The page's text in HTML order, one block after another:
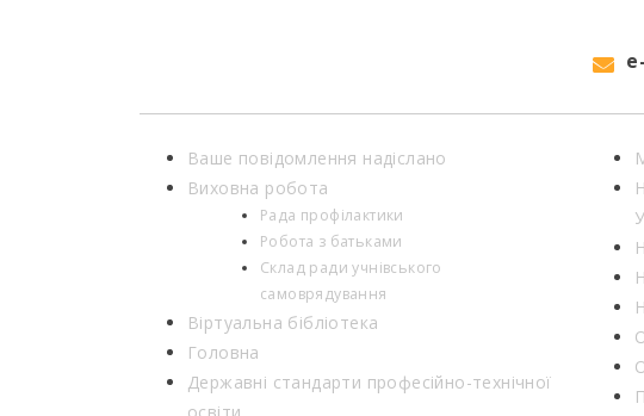
Ваше повідомлення надіслано
Виховна робота
Рада профілактики
Робота з батьками
Склад ради учнівського
самоврядування
Віртуальна бібліотека
Головна
Державні стандарти професійно-технічної